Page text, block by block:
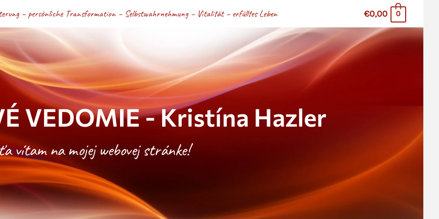
– persönliche Transformation – Selbstwahrnehmung – Vitalität – erfülltes Leben €0,00 0
VEDOMIE - Kristína Hazler
vítam na mojej webovej stránke!